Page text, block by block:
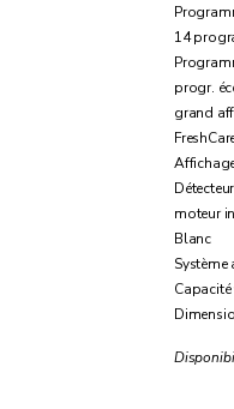
14
progr.
grand
moteur
Blanc